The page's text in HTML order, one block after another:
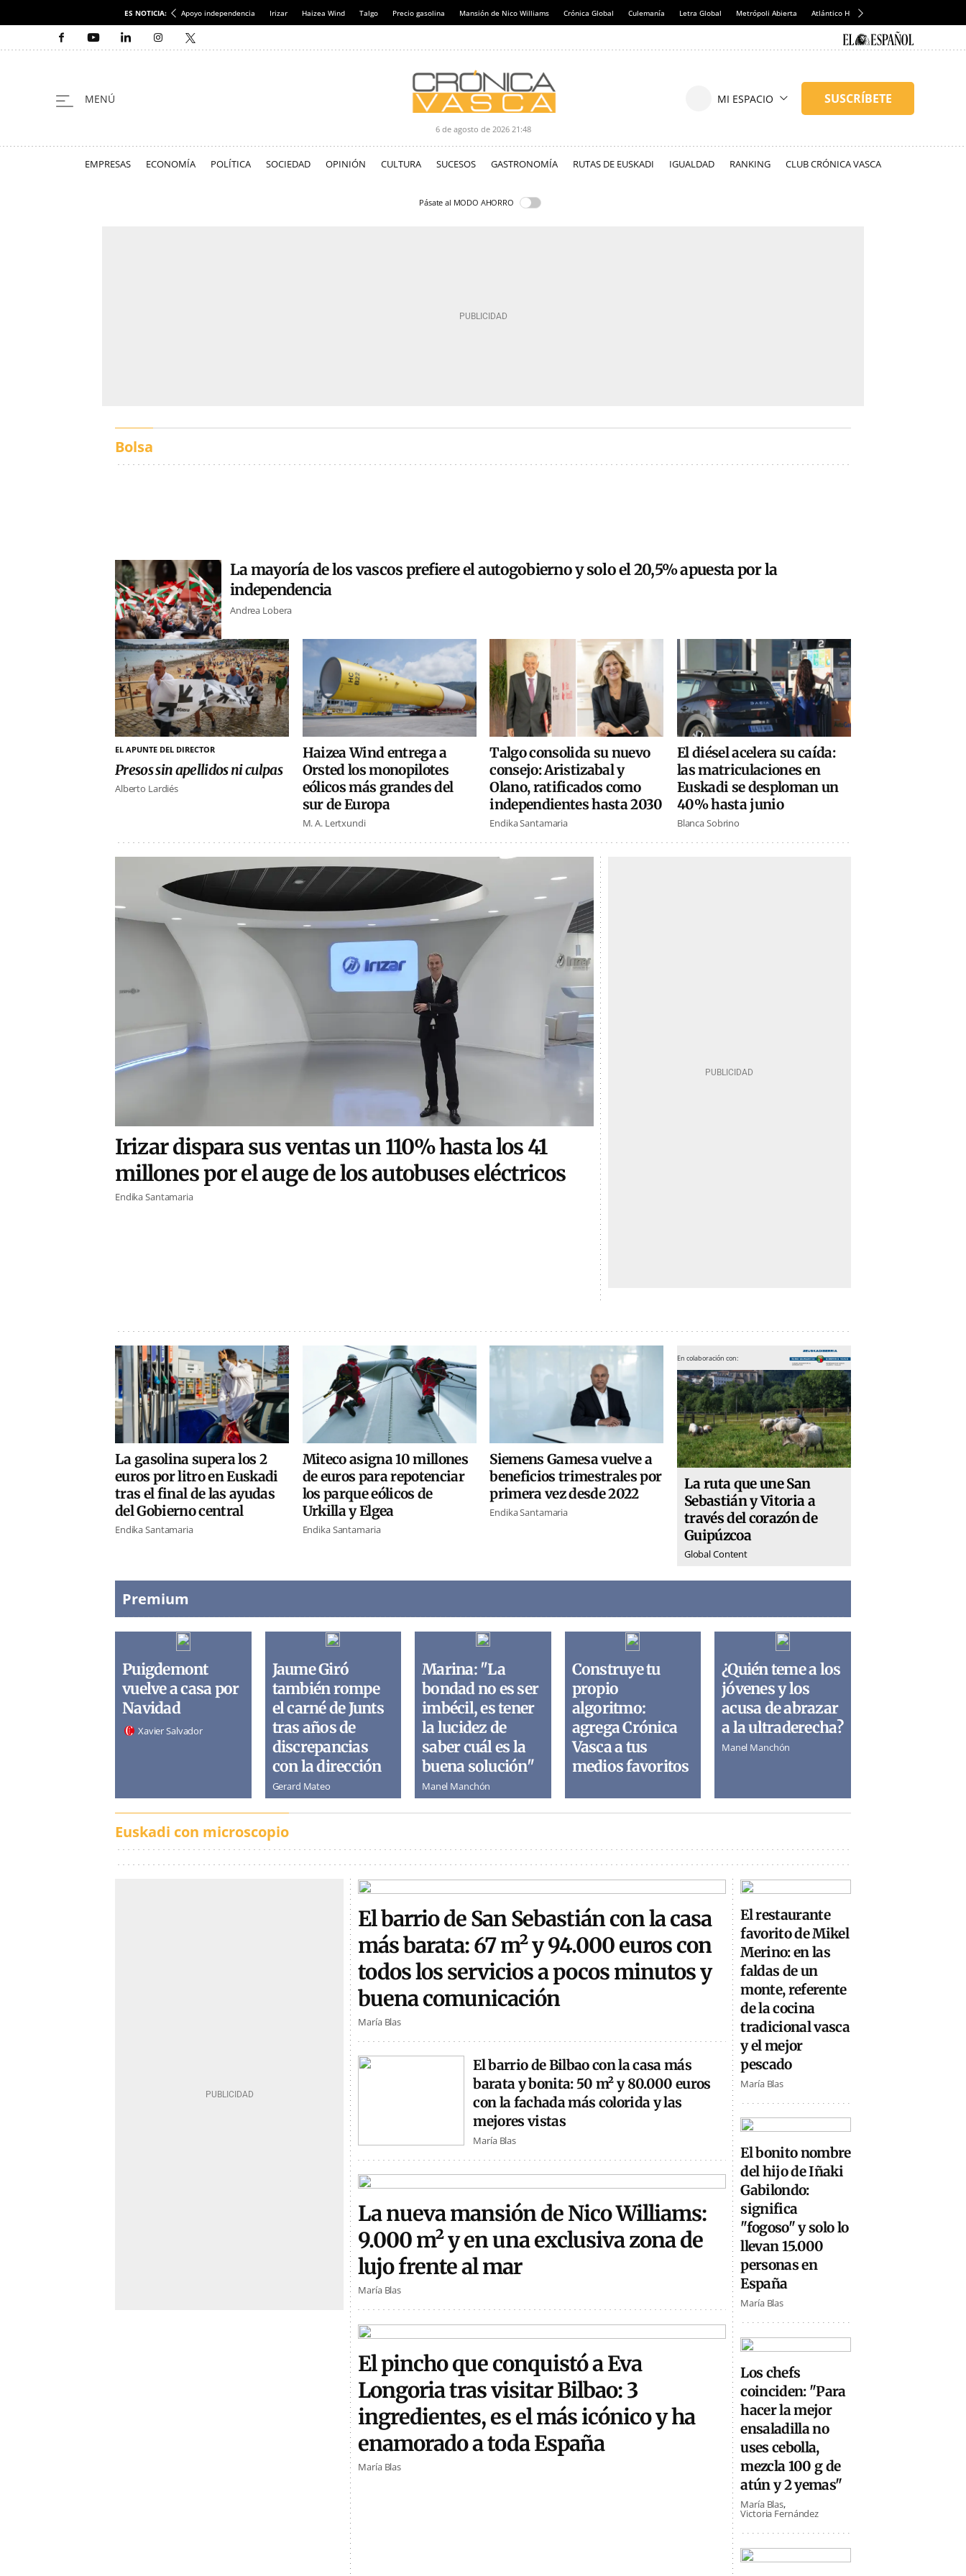
ES NOTICIA: Apoyo independencia Irizar Haizea Wind Talgo Precio gasolina Mansión de Nico Williams Crónica Global Culemanía Letra Global Metrópoli Abierta Atlántico Hoy
6 de agosto de 2026 21:48
EMPRESAS ECONOMÍA POLÍTICA SOCIEDAD OPINIÓN CULTURA SUCESOS GASTRONOMÍA RUTAS DE EUSKADI IGUALDAD RANKING CLUB CRÓNICA VASCA
Pásate al MODO AHORRO
Bolsa
La mayoría de los vascos prefiere el autogobierno y solo el 20,5% apuesta por la
independencia
Andrea Lobera
EL APUNTE DEL DIRECTOR
Presos sin apellidos ni culpas
Alberto Lardiés
Haizea Wind entrega a
Orsted los monopilotes
eólicos más grandes del
sur de Europa
M. A. Lertxundi
Talgo consolida su nuevo
consejo: Aristizabal y
Olano, ratificados como
independientes hasta 2030
Endika Santamaria
El diésel acelera su caída:
las matriculaciones en
Euskadi se desploman un
40% hasta junio
Blanca Sobrino
Irizar dispara sus ventas un 110% hasta los 41
millones por el auge de los autobuses eléctricos
Endika Santamaria
La gasolina supera los 2
euros por litro en Euskadi
tras el final de las ayudas
del Gobierno central
Endika Santamaria
Miteco asigna 10 millones
de euros para repotenciar
los parque eólicos de
Urkilla y Elgea
Endika Santamaria
Siemens Gamesa vuelve a
beneficios trimestrales por
primera vez desde 2022
Endika Santamaria
En colaboración con:
La ruta que une San
Sebastián y Vitoria a
través del corazón de
Guipúzcoa
Global Content
Premium
Puigdemont
vuelve a casa por
Navidad
Xavier Salvador
Jaume Giró
también rompe
el carné de Junts
tras años de
discrepancias
con la dirección
Gerard Mateo
Marina: "La
bondad no es ser
imbécil, es tener
la lucidez de
saber cuál es la
buena solución"
Manel Manchón
Construye tu
propio
algoritmo:
agrega Crónica
Vasca a tus
medios favoritos
¿Quién teme a los
jóvenes y los
acusa de abrazar
a la ultraderecha?
Manel Manchón
Euskadi con microscopio
El barrio de San Sebastián con la casa
más barata: 67 m² y 94.000 euros con
todos los servicios a pocos minutos y
buena comunicación
María Blas
El barrio de Bilbao con la casa más
barata y bonita: 50 m² y 80.000 euros
con la fachada más colorida y las
mejores vistas
María Blas
La nueva mansión de Nico Williams:
9.000 m² y en una exclusiva zona de
lujo frente al mar
María Blas
El pincho que conquistó a Eva
Longoria tras visitar Bilbao: 3
ingredientes, es el más icónico y ha
enamorado a toda España
María Blas
El restaurante
favorito de Mikel
Merino: en las
faldas de un
monte, referente
de la cocina
tradicional vasca
y el mejor
pescado
María Blas
El bonito nombre
del hijo de Iñaki
Gabilondo:
significa
"fogoso" y solo lo
llevan 15.000
personas en
España
María Blas
Los chefs
coinciden: "Para
hacer la mejor
ensaladilla no
uses cebolla,
mezcla 100 g de
atún y 2 yemas"
María Blas
Victoria Fernández